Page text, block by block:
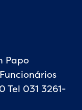
Papo
Tel 031 3261-